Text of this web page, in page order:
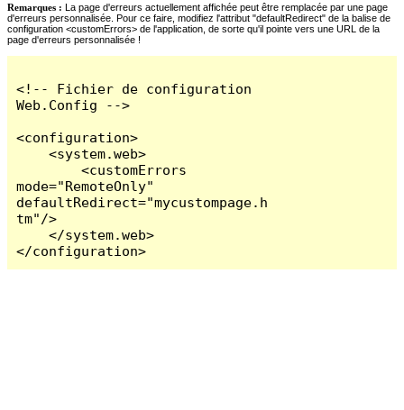
Remarques : La page d'erreurs actuellement affichée peut être remplacée par une page
d'erreurs personnalisée. Pour ce faire, modifiez l'attribut "defaultRedirect" de la balise de
configuration <customErrors> de l'application, de sorte qu'il pointe vers une URL de la
page d'erreurs personnalisée !
<!-- Fichier de configuration
Web.Config -->
<configuration>
    <system.web>
        <customErrors
mode="RemoteOnly"
defaultRedirect="mycustompage.h
tm"/>
    </system.web>
</configuration>